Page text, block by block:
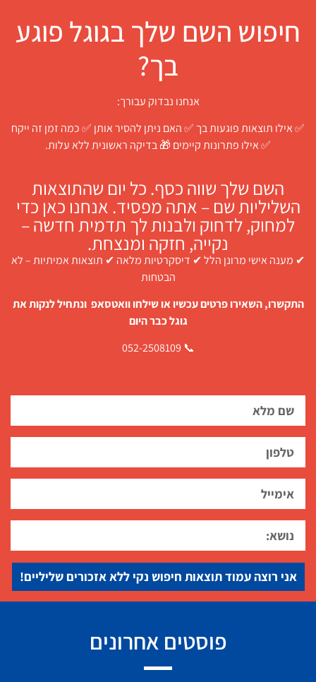
חיפוש השם שלך בגוגל פוגע
בך?
אנחנו נבדוק עבורך:
✅ אילו תוצאות פוגעות בך ✅ האם ניתן להסיר אותן ✅ כמה זמן זה ייקח
✅ אילו פתרונות קיימים 🎁 בדיקה ראשונית ללא עלות.
השם שלך שווה כסף. כל יום שהתוצאות
השליליות שם – אתה מפסיד. אנחנו כאן כדי
למחוק, לדחוק ולבנות לך תדמית חדשה –
נקייה, חזקה ומנצחת.
✔ מענה אישי מרונן הלל ✔ דיסקרטיות מלאה ✔ תוצאות אמיתיות – לא
הבטחות
התקשרו, השאירו פרטים עכשיו או שילחו וואטסאפ ונתחיל לנקות את
גוגל כבר היום
📞 052-2508109
אני רוצה עמוד תוצאות חיפוש נקי ללא אזכורים שליליים!
פוסטים אחרונים